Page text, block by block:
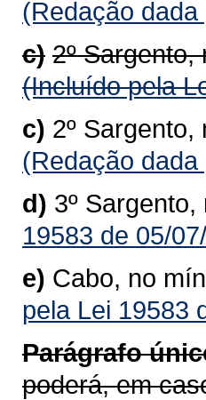
(Redação
c) 2º
(Incluído pela
c) 2º
(Redação
d) 3º
19583 de 05/
e) Cabo, no
pela Lei 19583
Parágrafo
poderá, em